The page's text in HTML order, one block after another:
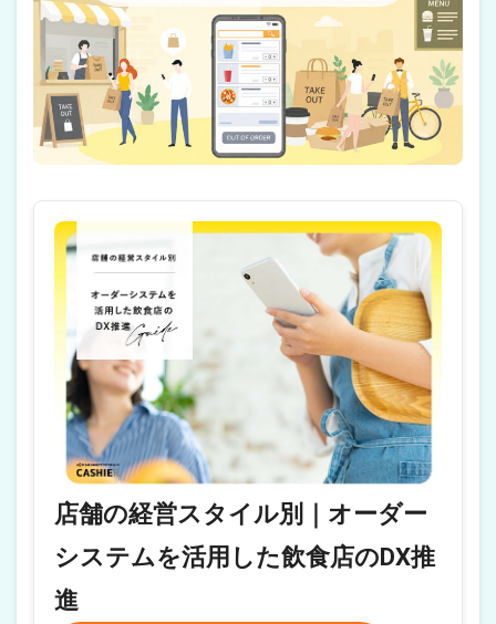
店舗の経営スタイル別｜オーダー
システムを活用した飲食店のDX推
進